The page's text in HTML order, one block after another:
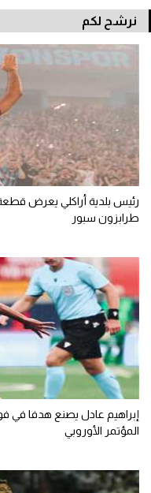
نرشح لكم
رئيس بلدية أراكلي يعرض
طرابزون سبور
إبراهيم عادل يصنع هدفا في
المؤتمر الأوروبي